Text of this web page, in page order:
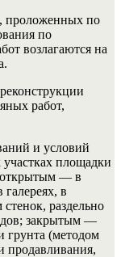
проложенных по
по
возлагаются на
работ,
и условий
площадки
открытым — в
в
раздельно
закрытым —
грунта (методом
продавливания,